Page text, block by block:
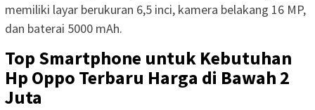
memiliki layar berukuran 6,5 inci, kamera belakang 16 MP,
dan baterai 5000 mAh.
Top Smartphone untuk Kebutuhan
Hp Oppo Terbaru Harga di Bawah 2
Juta